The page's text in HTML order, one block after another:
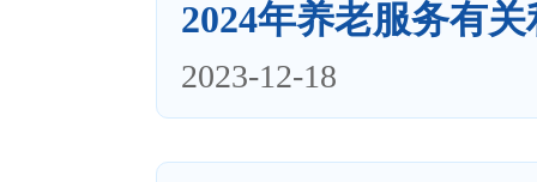
2024年养老服务有
2023-12-18